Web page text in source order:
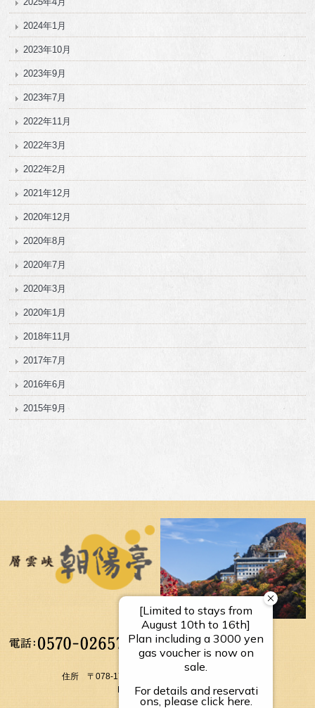
2024年1月
2023年10月
2023年9月
2023年7月
2022年11月
2022年3月
2022年2月
2021年12月
2020年12月
2020年8月
2020年7月
2020年3月
2020年1月
2018年11月
2017年7月
2016年6月
2015年9月
【受付時間】
10：00～17：00
住所 〒078-1795 北海道上川郡上川町層雲峡温泉
FAX： 01658-5-3054